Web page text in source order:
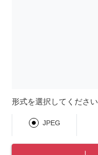
形式を選択してください
JPEG